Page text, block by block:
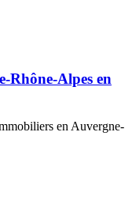
Rhône-Alpes en
en Auvergne-